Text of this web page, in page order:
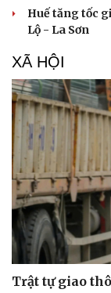
Huế tăng tốc
Lộ - La Sơn
XÃ HỘI
Trật tự giao